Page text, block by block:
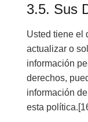
3.5. Sus
Usted tiene el
actualizar o
información
derechos,
información
esta